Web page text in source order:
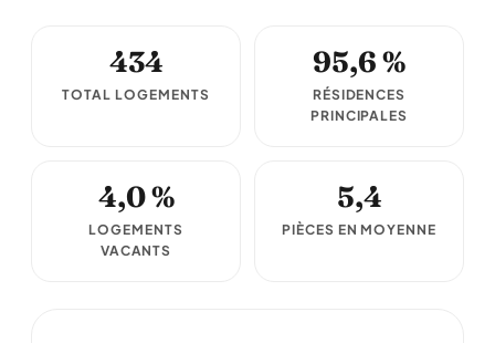
434
TOTAL LOGEMENTS
95,6 %
RÉSIDENCES
PRINCIPALES
4,0 %
LOGEMENTS
VACANTS
5,4
PIÈCES EN MOYENNE